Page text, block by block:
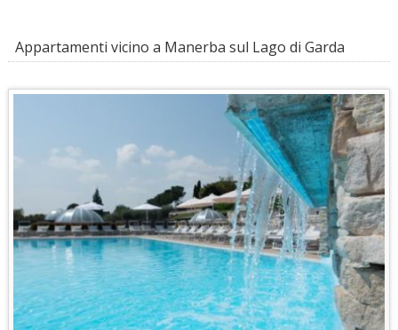
Appartamenti vicino a Manerba sul Lago di Garda